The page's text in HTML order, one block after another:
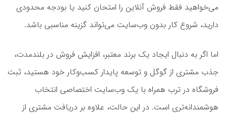
می‌خواهید فقط فروش آنلاین را امتحان کنید یا بودجه محدودی
دارید، شروع کار بدون وب‌سایت می‌تواند گزینه مناسبی باشد.
اما اگر به دنبال ایجاد یک برند معتبر، افزایش فروش در بلندمدت،
جذب مشتری از گوگل و توسعه پایدار کسب‌وکار خود هستید، ثبت
فروشگاه در ترب همراه با یک وب‌سایت اختصاصی انتخاب
هوشمندانه‌تری است. در این حالت، علاوه بر دریافت مشتری از